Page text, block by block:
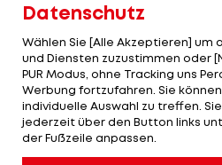
Spiele auszuschließen", soll
Für St. Gallen geht es nun
Trabzonspor. Der türkische
dem Aus in der EL-Quali
Playoff der Conference
Datenschutz
Wählen Sie [Alle Akzeptieren] um
und Diensten zuzustimmen oder
PUR Modus, ohne Tracking uns
Werbung fortzufahren. Sie
individuelle Auswahl zu treffen.
jederzeit über den Button links
der Fußzeile anpassen.